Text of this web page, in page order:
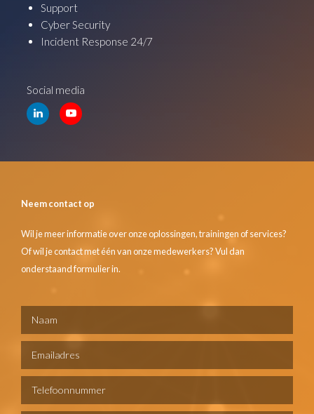
Support
Cyber Security
Incident Response 24/7
Social media
Neem contact op
Wil je meer informatie over onze oplossingen, trainingen of services?
Of wil je contact met één van onze medewerkers? Vul dan
onderstaand formulier in.